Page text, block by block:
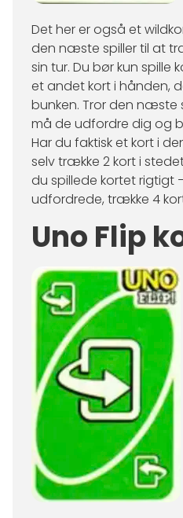
Det her er også et
den næste spiller til at
sin tur. Du bør kun spille
et andet kort i hånden,
bunken. Tror den næste
må de udfordre dig og
Har du faktisk et kort i
selv trække 2 kort i
du spillede kortet rigtigt
udfordrede, trække 4
Uno Flip